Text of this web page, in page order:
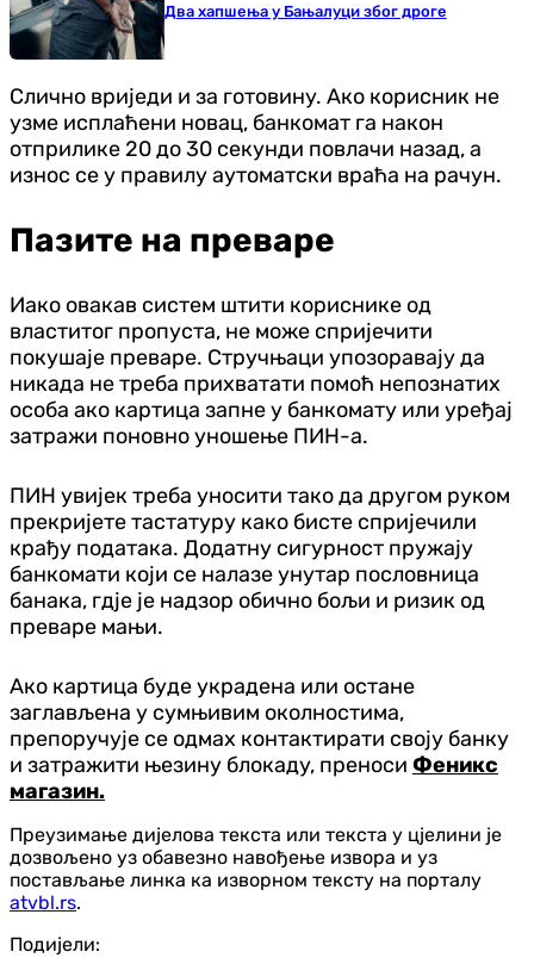
Два хапшења у Бањалуци због дроге
Слично вриједи и за готовину. Ако корисник не
узме исплаћени новац, банкомат га након
отприлике 20 до 30 секунди повлачи назад, а
износ се у правилу аутоматски враћа на рачун.
Пазите на преваре
Иако овакав систем штити кориснике од
властитог пропуста, не може спријечити
покушаје преваре. Стручњаци упозоравају да
никада не треба прихватати помоћ непознатих
особа ако картица запне у банкомату или уређај
затражи поновно уношење ПИН-а.
ПИН увијек треба уносити тако да другом руком
прекријете тастатуру како бисте спријечили
крађу података. Додатну сигурност пружају
банкомати који се налазе унутар пословница
банака, гдје је надзор обично бољи и ризик од
преваре мањи.
Ако картица буде украдена или остане
заглављена у сумњивим околностима,
препоручује се одмах контактирати своју банку
и затражити њезину блокаду, преноси Феникс
магазин.
Преузимање дијелова текста или текста у цјелини је
дозвољено уз обавезно навођење извора и уз
постављање линка ка изворном тексту на порталу
atvbl.rs.
Подијели: